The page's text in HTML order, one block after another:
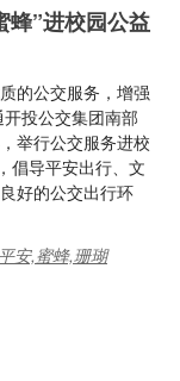
蜂”进校园公益
的公交服务，增强
投公交集团南部
举行公交服务进校
倡导平安出行、文
好的公交出行环
安,蜜蜂,珊瑚